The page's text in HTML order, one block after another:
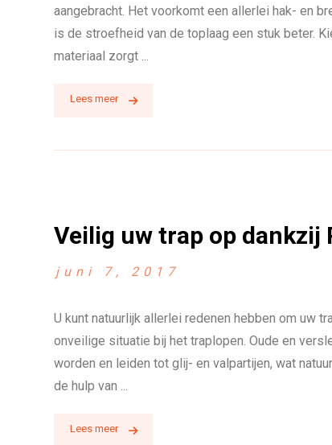
aangebracht. Het voorkomt een allerlei hak- en
is de stroefheid van de toplaag een stuk beter.
materiaal zorgt ...
Lees meer
Veilig uw trap op dankzij
juni 7, 2017
U kunt natuurlijk allerlei redenen hebben om uw
onveilige situatie bij het traplopen. Oude en
worden en leiden tot glij- en valpartijen, wat
de hulp van ...
Lees meer